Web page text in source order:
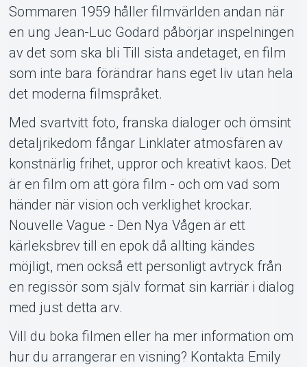
Sommaren 1959 håller filmvärlden andan när
en ung Jean-Luc Godard påbörjar inspelningen
av det som ska bli Till sista andetaget, en film
som inte bara förändrar hans eget liv utan hela
det moderna filmspråket.
Med svartvitt foto, franska dialoger och ömsint
detaljrikedom fångar Linklater atmosfären av
konstnärlig frihet, uppror och kreativt kaos. Det
är en film om att göra film - och om vad som
händer när vision och verklighet krockar.
Nouvelle Vague - Den Nya Vågen är ett
kärleksbrev till en epok då allting kändes
möjligt, men också ett personligt avtryck från
en regissör som själv format sin karriär i dialog
med just detta arv.
Vill du boka filmen eller ha mer information om
hur du arrangerar en visning? Kontakta Emily